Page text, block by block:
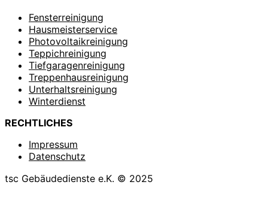
Fensterreinigung
Hausmeisterservice
Photovoltaikreinigung
Teppichreinigung
Tiefgaragenreinigung
Treppenhausreinigung
Unterhaltsreinigung
Winterdienst
RECHTLICHES
Impressum
Datenschutz
tsc Gebäudedienste e.K. © 2025